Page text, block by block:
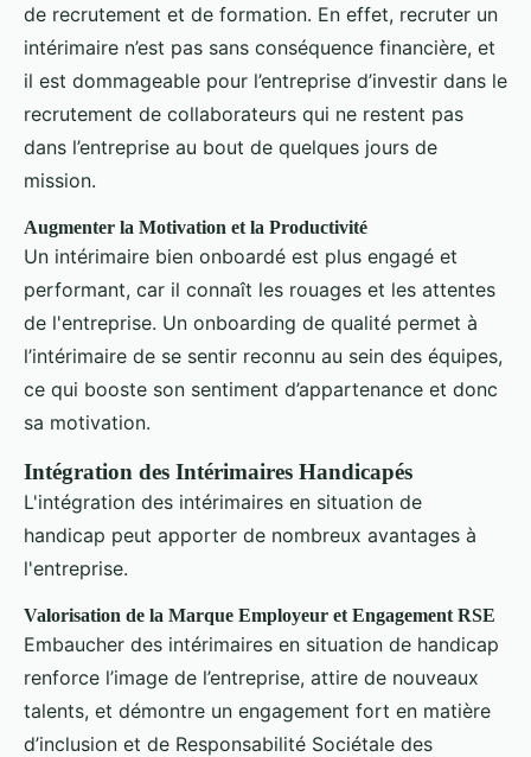
de recrutement et de formation. En effet, recruter un
intérimaire n’est pas sans conséquence financière, et
il est dommageable pour l’entreprise d’investir dans le
recrutement de collaborateurs qui ne restent pas
dans l’entreprise au bout de quelques jours de
mission.
Augmenter la Motivation et la Productivité
Un intérimaire bien onboardé est plus engagé et
performant, car il connaît les rouages et les attentes
de l'entreprise. Un onboarding de qualité permet à
l’intérimaire de se sentir reconnu au sein des équipes,
ce qui booste son sentiment d’appartenance et donc
sa motivation.
Intégration des Intérimaires Handicapés
L'intégration des intérimaires en situation de
handicap peut apporter de nombreux avantages à
l'entreprise.
Valorisation de la Marque Employeur et Engagement RSE
Embaucher des intérimaires en situation de handicap
renforce l’image de l’entreprise, attire de nouveaux
talents, et démontre un engagement fort en matière
d’inclusion et de Responsabilité Sociétale des